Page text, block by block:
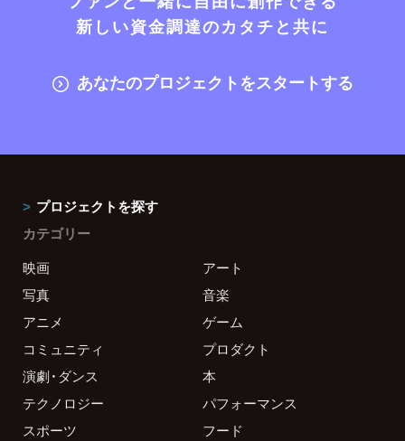
新しい資金調達のカタチと共に
あなたのプロジェクトをスタートする
プロジェクトを探す
カテゴリー
映画
アート
写真
音楽
アニメ
ゲーム
コミュニティ
プロダクト
演劇・ダンス
本
テクノロジー
パフォーマンス
スポーツ
フード